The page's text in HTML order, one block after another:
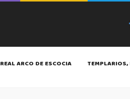
REAL ARCO DE ESCOCIA